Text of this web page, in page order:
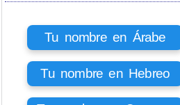
Tu nombre en Árabe
Tu nombre en Hebreo